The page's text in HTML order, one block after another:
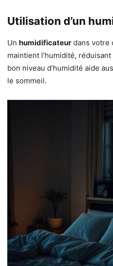
Utilisation d’un
Un humidificateur dans votre
maintient l’humidité,
bon niveau d’humidité aide
le sommeil.